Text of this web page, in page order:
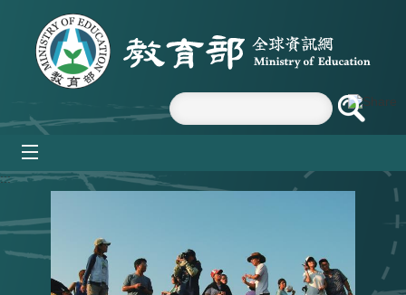
跳到主要內容區塊
:::